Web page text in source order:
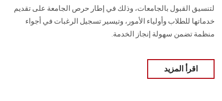
لتنسيق القبول بالجامعات، وذلك في إطار حرص الجامعة على تقديم
خدماتها للطلاب وأولياء الأمور، وتيسير تسجيل الرغبات في أجواء
منظمة تضمن سهولة إنجاز الخدمة.
اقرأ المزيد